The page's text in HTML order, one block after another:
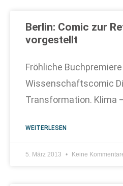
Berlin: Comic zur
vorgestellt
Fröhliche Buchpremiere
Wissenschaftscomic
Transformation. Klima
WEITERLESEN
5. März 2013 Keine